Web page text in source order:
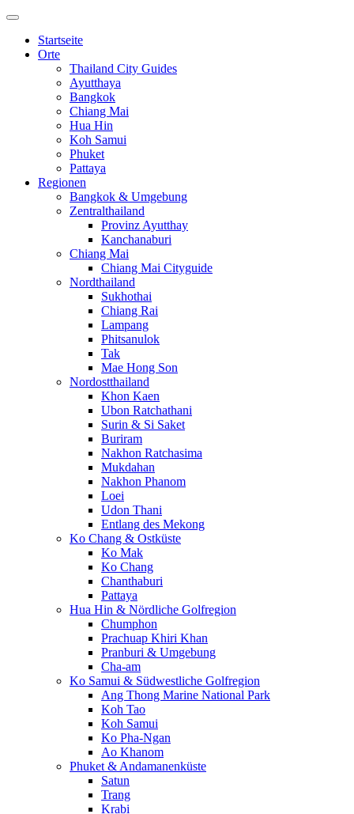
Startseite
Orte
Thailand City Guides
Ayutthaya
Bangkok
Chiang Mai
Hua Hin
Koh Samui
Phuket
Pattaya
Regionen
Bangkok & Umgebung
Zentralthailand
Provinz Ayutthay
Kanchanaburi
Chiang Mai
Chiang Mai Cityguide
Nordthailand
Sukhothai
Chiang Rai
Lampang
Phitsanulok
Tak
Mae Hong Son
Nordostthailand
Khon Kaen
Ubon Ratchathani
Surin & Si Saket
Buriram
Nakhon Ratchasima
Mukdahan
Nakhon Phanom
Loei
Udon Thani
Entlang des Mekong
Ko Chang & Ostküste
Ko Mak
Ko Chang
Chanthaburi
Pattaya
Hua Hin & Nördliche Golfregion
Chumphon
Prachuap Khiri Khan
Pranburi & Umgebung
Cha-am
Ko Samui & Südwestliche Golfregion
Ang Thong Marine National Park
Koh Tao
Koh Samui
Ko Pha-Ngan
Ao Khanom
Phuket & Andamanenküste
Satun
Trang
Krabi